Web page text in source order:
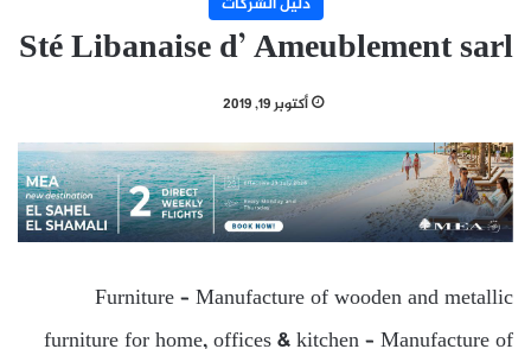
Sté Libanaise d’ Ameublement sarl
أكتوبر 19, 2019
Furniture – Manufacture of wooden and metallic
furniture for home, offices & kitchen – Manufacture of